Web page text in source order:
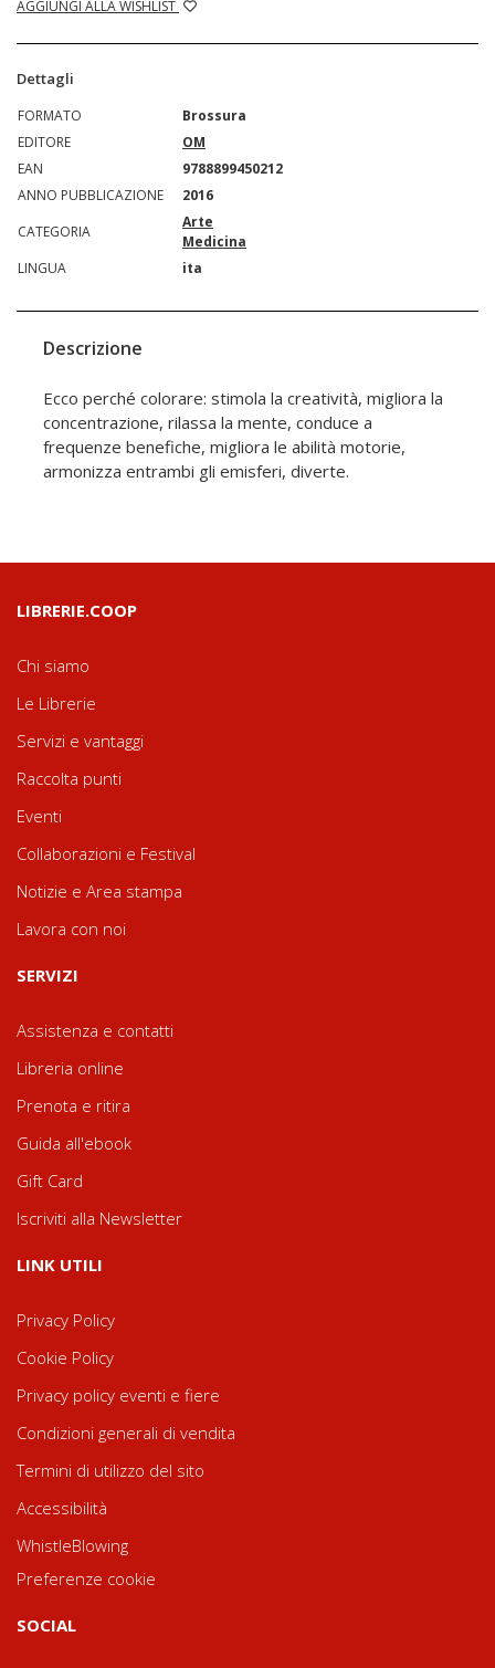
AGGIUNGI ALLA WISHLIST
Dettagli
FORMATO
Brossura
EDITORE
OM
EAN
9788899450212
ANNO PUBBLICAZIONE
2016
CATEGORIA
Arte
Medicina
LINGUA
ita
Descrizione
Ecco perché colorare: stimola la creatività, migliora la
concentrazione, rilassa la mente, conduce a
frequenze benefiche, migliora le abilità motorie,
armonizza entrambi gli emisferi, diverte.
LIBRERIE.COOP
Chi siamo
Le Librerie
Servizi e vantaggi
Raccolta punti
Eventi
Collaborazioni e Festival
Notizie e Area stampa
Lavora con noi
SERVIZI
Assistenza e contatti
Libreria online
Prenota e ritira
Guida all'ebook
Gift Card
Iscriviti alla Newsletter
LINK UTILI
Privacy Policy
Cookie Policy
Privacy policy eventi e fiere
Condizioni generali di vendita
Termini di utilizzo del sito
Accessibilità
WhistleBlowing
Preferenze cookie
SOCIAL